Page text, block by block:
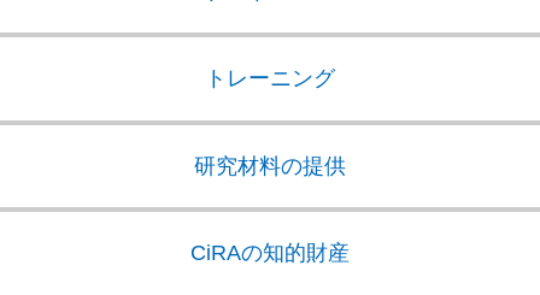
トレーニング
研究材料の提供
CiRAの知的財産